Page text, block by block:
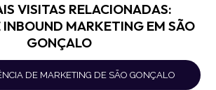
VISITAS RELACIONADAS:
INBOUND MARKETING EM SÃO
GONÇALO
DE MARKETING DE SÃO GONÇALO